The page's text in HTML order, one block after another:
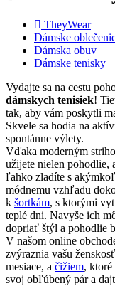
TheyWear
Dámske
Dámska obuv
Dámske tenisky
Vydajte sa na cestu
dámskych tenisiek!
tak, aby vám poskytli
Skvele sa hodia na
spontánne výlety.
Vďaka moderným
užijete nielen pohodlie,
ľahko zladíte s
módnemu vzhľadu
k šortkám, s ktorými
teplé dni. Navyše ich
dopriať štýl a pohodlie
V našom online
zvýraznia vašu
mesiace, a čižiem, ktoré
svoj obľúbený pár a